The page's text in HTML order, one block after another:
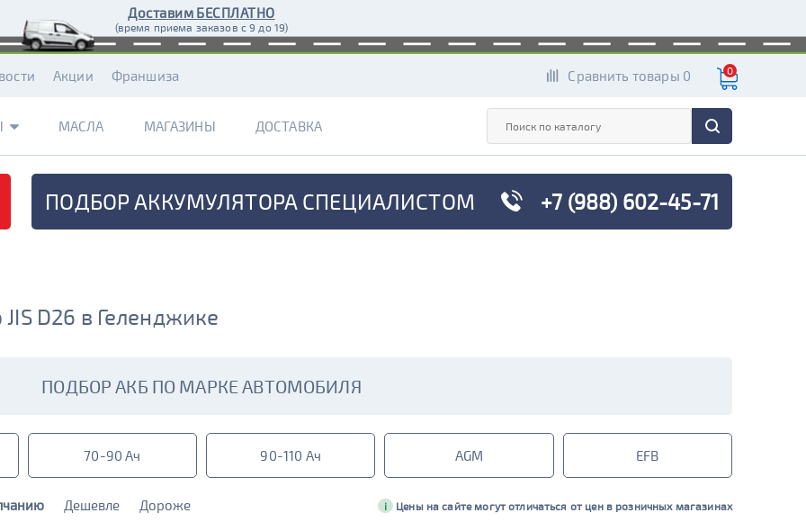
Доставим БЕСПЛАТНО
(время приема заказов с 9 до 19)
Акции Франшиза Сравнить товары 0 0
МАСЛА МАГАЗИНЫ ДОСТАВКА
ПОДБОР АККУМУЛЯТОРА СПЕЦИАЛИСТОМ +7 (988) 602-45-71
D26 в Геленджике
ПОДБОР АКБ ПО МАРКЕ АВТОМОБИЛЯ
70-90 Ач 90-110 Ач AGM EFB
Дешевле Дороже i Цены на сайте могут отличаться от цен в розничных магазинах